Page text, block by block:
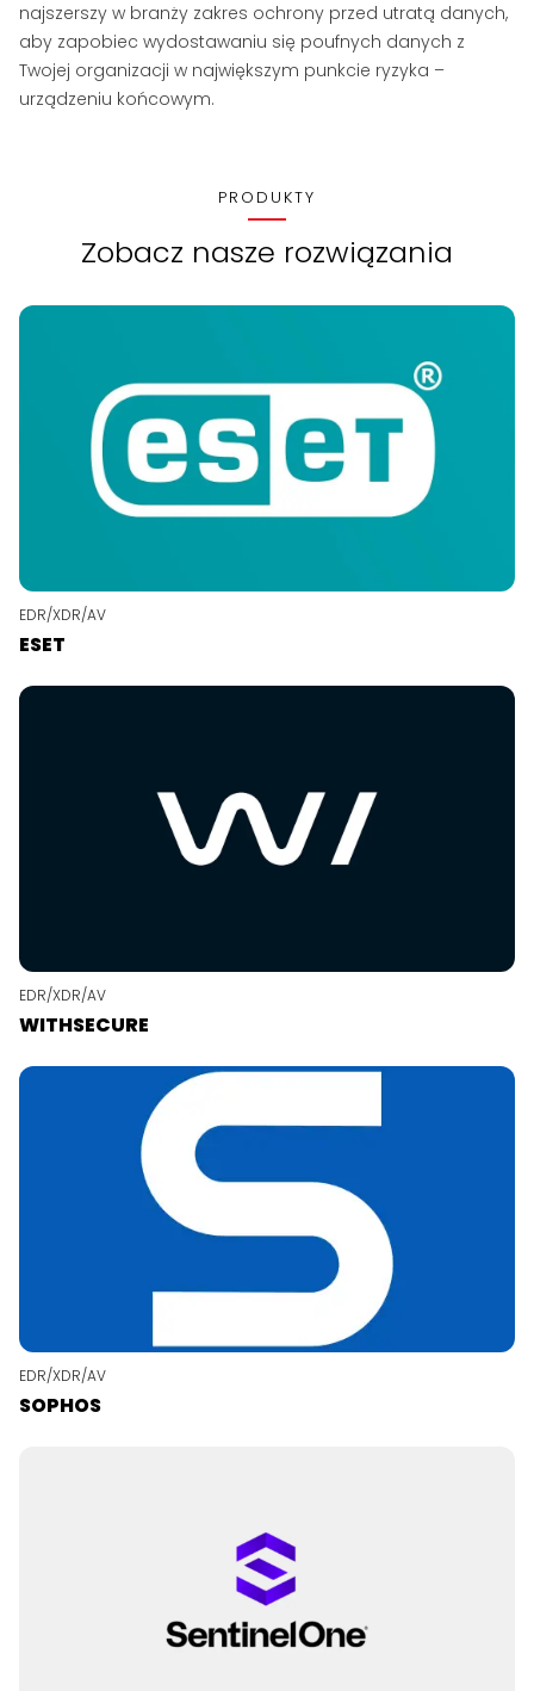
najszerszy w branży zakres ochrony przed utratą danych,
aby zapobiec wydostawaniu się poufnych danych z
Twojej organizacji w największym punkcie ryzyka –
urządzeniu końcowym.
PRODUKTY
Zobacz nasze rozwiązania
EDR/XDR/AV
ESET
EDR/XDR/AV
WITHSECURE
EDR/XDR/AV
SOPHOS